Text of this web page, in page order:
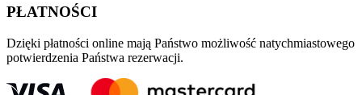
PŁATNOŚCI
Dzięki płatności online mają Państwo możliwość natychmiastowego
potwierdzenia Państwa rezerwacji.